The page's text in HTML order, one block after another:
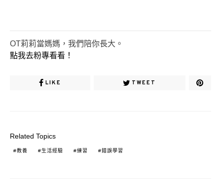
OT莉莉當媽媽，我們陪你長大。
點我去粉專看看！
LIKE TWEET
Related Topics
教養 生活經驗 練習 錯誤學習